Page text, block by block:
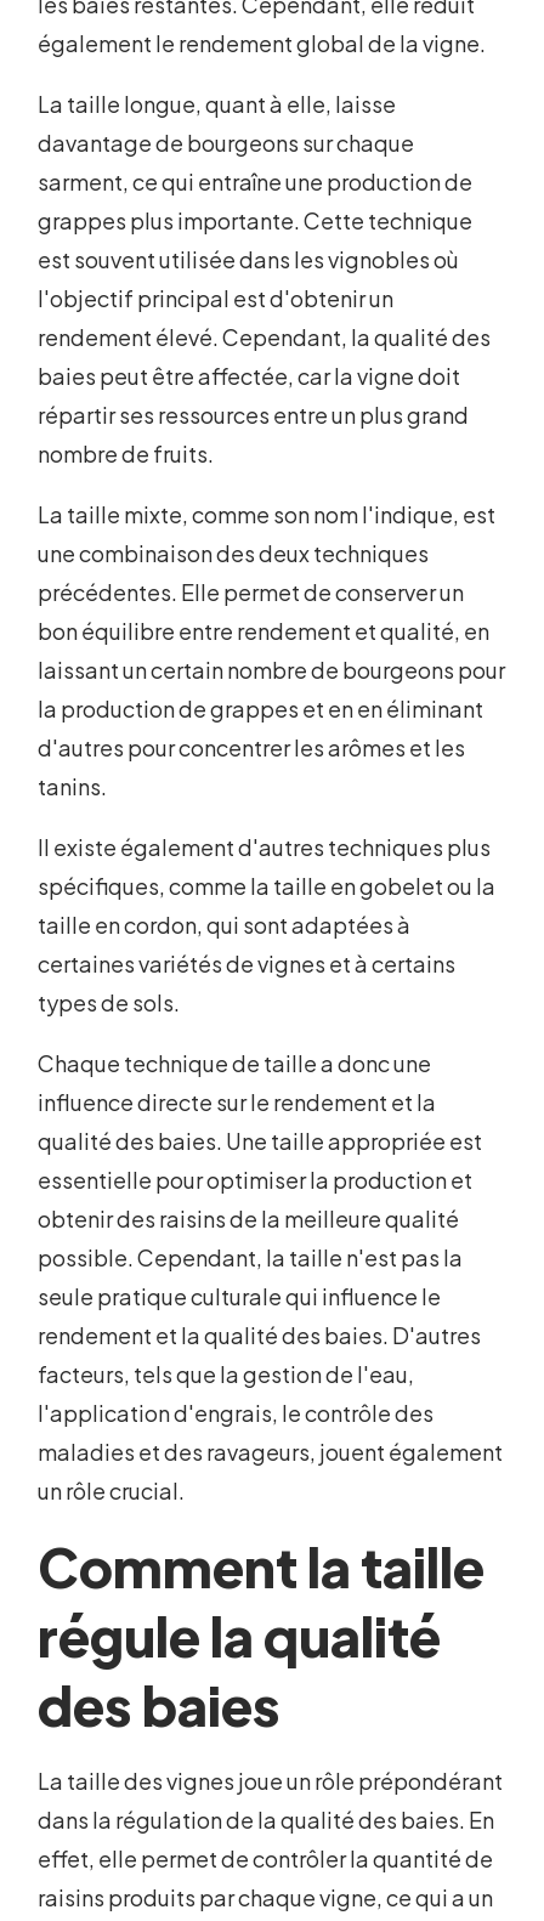
également le rendement global de la vigne.
La taille longue, quant à elle, laisse
davantage de bourgeons sur chaque
sarment, ce qui entraîne une production de
grappes plus importante. Cette technique
est souvent utilisée dans les vignobles où
l'objectif principal est d'obtenir un
rendement élevé. Cependant, la qualité des
baies peut être affectée, car la vigne doit
répartir ses ressources entre un plus grand
nombre de fruits.
La taille mixte, comme son nom l'indique, est
une combinaison des deux techniques
précédentes. Elle permet de conserver un
bon équilibre entre rendement et qualité, en
laissant un certain nombre de bourgeons pour
la production de grappes et en en éliminant
d'autres pour concentrer les arômes et les
tanins.
Il existe également d'autres techniques plus
spécifiques, comme la taille en gobelet ou la
taille en cordon, qui sont adaptées à
certaines variétés de vignes et à certains
types de sols.
Chaque technique de taille a donc une
influence directe sur le rendement et la
qualité des baies. Une taille appropriée est
essentielle pour optimiser la production et
obtenir des raisins de la meilleure qualité
possible. Cependant, la taille n'est pas la
seule pratique culturale qui influence le
rendement et la qualité des baies. D'autres
facteurs, tels que la gestion de l'eau,
l'application d'engrais, le contrôle des
maladies et des ravageurs, jouent également
un rôle crucial.
Comment la taille
régule la qualité
des baies
La taille des vignes joue un rôle prépondérant
dans la régulation de la qualité des baies. En
effet, elle permet de contrôler la quantité de
raisins produits par chaque vigne, ce qui a un